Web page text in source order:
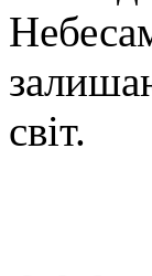
світ.